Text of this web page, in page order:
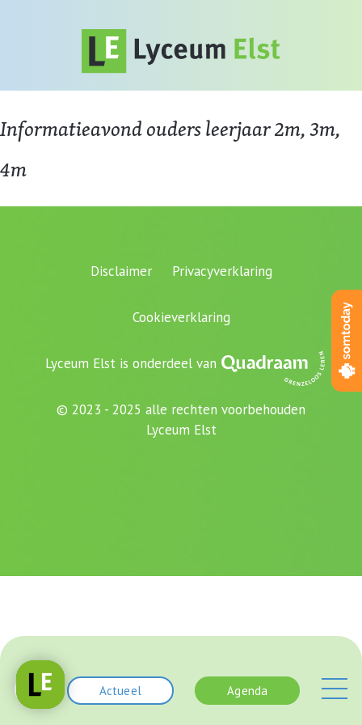
Actueel Agenda
Informatieavond ouders leerjaar 2m, 3m,
4m
Disclaimer Privacyverklaring
Cookieverklaring
Lyceum Elst is onderdeel van
© 2023 - 2025 alle rechten voorbehouden
Lyceum Elst